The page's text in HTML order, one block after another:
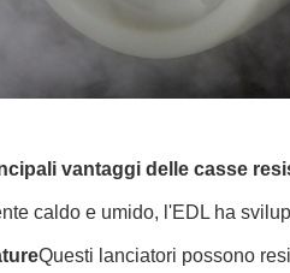
vantaggi delle casse
caldo e umido, l'EDL ha
Questi lanciatori possono